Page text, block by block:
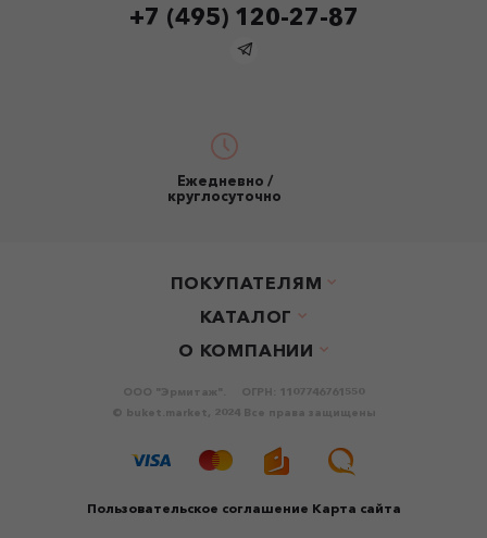
+7 (495) 120-27-87
Ежедневно /
круглосуточно
ПОКУПАТЕЛЯМ
КАТАЛОГ
О КОМПАНИИ
Пользовательское соглашение Карта сайта
ООО "Эрмитаж".
ОГРН: 1107746761550
© buket.market, 2024 Все права защищены